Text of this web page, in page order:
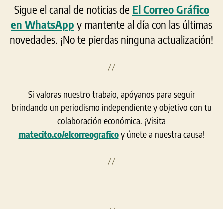
Sigue el canal de noticias de El Correo Gráfico
en WhatsApp y mantente al día con las últimas
novedades. ¡No te pierdas ninguna actualización!
Si valoras nuestro trabajo, apóyanos para seguir
brindando un periodismo independiente y objetivo con tu
colaboración económica. ¡Visita
matecito.co/elcorreograficoy únete a nuestra causa!